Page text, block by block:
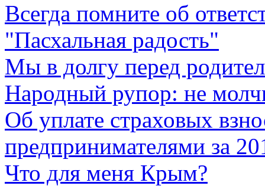
Всегда помните об
"Пасхальная радость"
Мы в долгу перед
Народный рупор: не
Об уплате страховых
предпринимателями за
Что для меня Крым?